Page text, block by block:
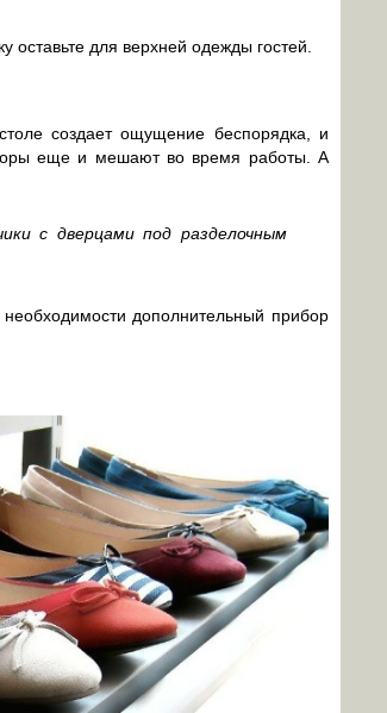
оставьте для верхней одежды гостей.
создает ощущение беспорядка, и
еще и мешают во время работы. А
с дверцами под разделочным
дополнительный прибор